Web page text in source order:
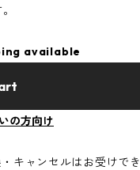
available
の方向け
キャンセルはお受けでき